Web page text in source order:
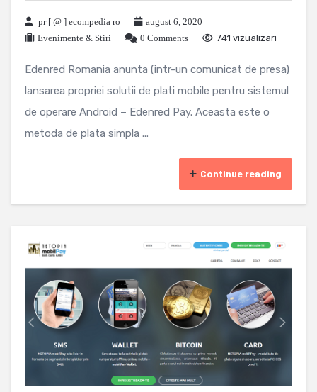
pr [ @ ] ecompedia ro
august 6, 2020
Evenimente & Stiri
0 Comments 741 vizualizari
Edenred Romania anunta (intr-un comunicat de presa)
lansarea propriei solutii de plati mobile pentru sistemul
de operare Android – Edenred Pay. Aceasta este o
metoda de plata simpla ...
Continue reading